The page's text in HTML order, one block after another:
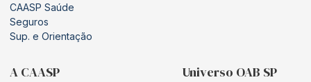
CAASP Saúde
Seguros
Sup. e Orientação
A CAASP Universo OAB SP